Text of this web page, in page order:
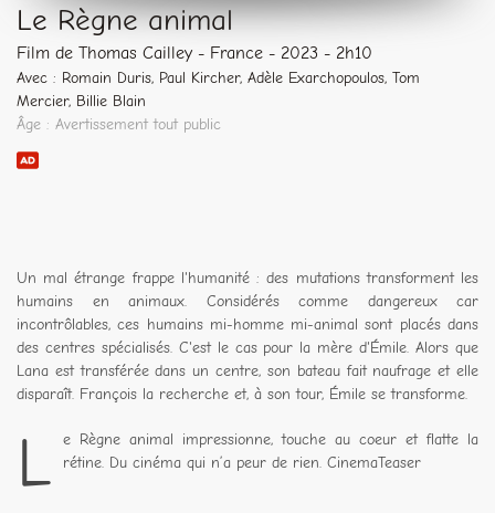
Le Règne animal
Film de Thomas Cailley - France - 2023 - 2h10
Avec : Romain Duris, Paul Kircher, Adèle Exarchopoulos, Tom
Mercier, Billie Blain
Âge : Avertissement tout public
Un mal étrange frappe l'humanité : des mutations transforment les
humains en animaux. Considérés comme dangereux car
incontrôlables, ces humains mi-homme mi-animal sont placés dans
des centres spécialisés. C'est le cas pour la mère d'Émile. Alors que
Lana est transférée dans un centre, son bateau fait naufrage et elle
disparaît. François la recherche et, à son tour, Émile se transforme.
L
e Règne animal impressionne, touche au coeur et flatte la
rétine. Du cinéma qui n’a peur de rien. CinemaTeaser